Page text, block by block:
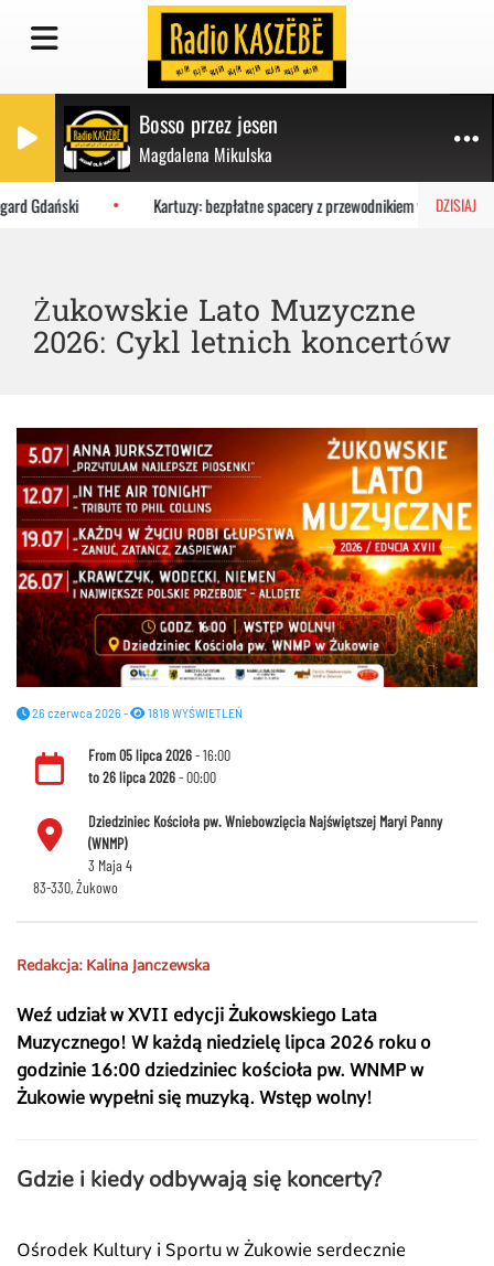
Bosso przez jesen
Magdalena Mikulska
DZISIAJ
Gdański Kartuzy: bezpłatne spacery z przewodnikiem w wakacje
Żukowskie Lato Muzyczne
2026: Cykl letnich koncertów
26 czerwca 2026 - 1818 WYŚWIETLEŃ
From05 lipca 2026- 16:00
to26 lipca 2026- 00:00
Dziedziniec Kościoła pw. Wniebowzięcia Najświętszej Maryi Panny
(WNMP)
3 Maja 4
83-330, Żukowo
Redakcja: Kalina Janczewska
Weź udział w XVII edycji Żukowskiego Lata
Muzycznego! W każdą niedzielę lipca 2026 roku o
godzinie 16:00 dziedziniec kościoła pw. WNMP w
Żukowie wypełni się muzyką. Wstęp wolny!
Gdzie i kiedy odbywają się koncerty?
Ośrodek Kultury i Sportu w Żukowie serdecznie